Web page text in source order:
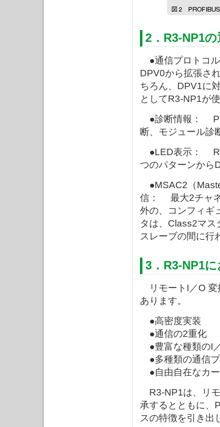
2．R3-NP1
●通信プロトコ
DPV0から拡張さ
ちろん、DPV1に
としてR3-NP1が
●診断情報：
断、モジュール診
●LED表示： R3
つのパターンから
●MSAC2（
信： 最大2チャネ
外の、コンフィギ
タは、Class2マス
スレーブの間に行
3．R3-NP1
リモートI／O 変
あります。
●高密度実装
●通信の2重化
●豊富な種類のI
●多種類の通信
●自由自在なカ
R3-NP1は、リ
承するとともに、
スの特徴を引き出